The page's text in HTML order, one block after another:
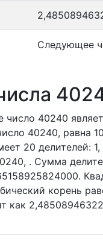
Следующее
число 40240
40240, равна
20 делителей: 1,
. Сумма
корень
как